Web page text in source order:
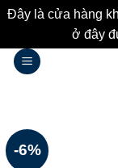
Đây là cửa hàng
ở đây
Bỏ
qua
-6%